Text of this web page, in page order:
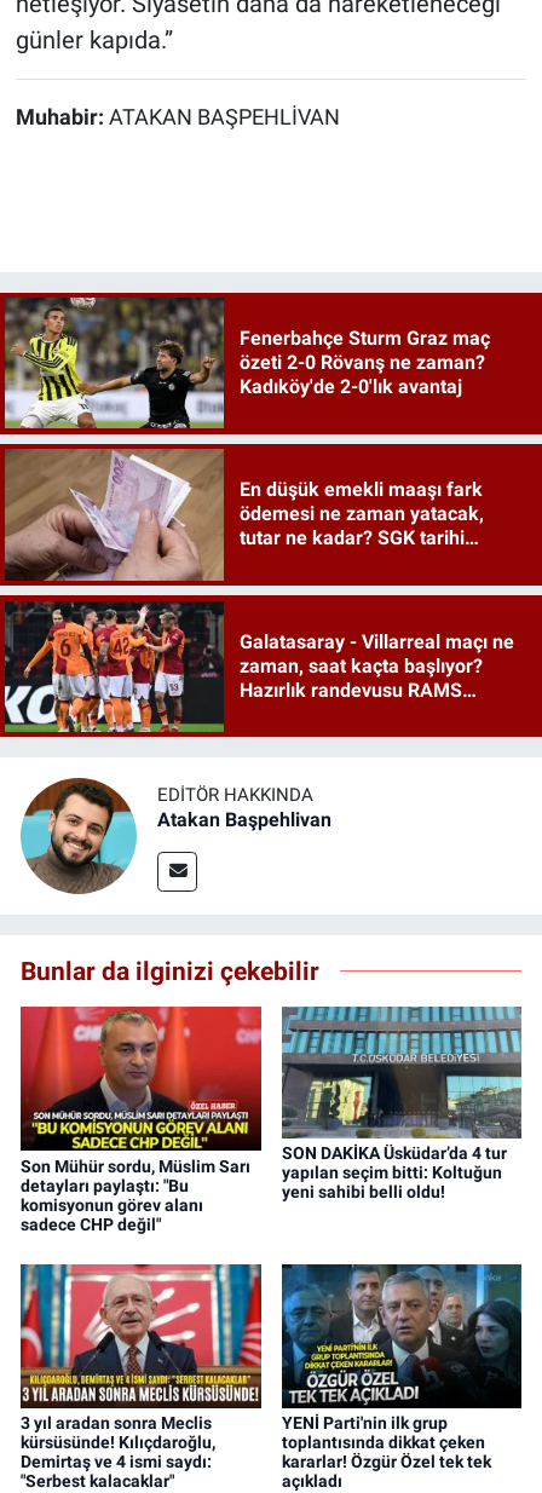
günler kapıda.”
Muhabir: ATAKAN BAŞPEHLİVAN
Fenerbahçe Sturm Graz maç
özeti 2-0 Rövanş ne zaman?
Kadıköy'de 2-0'lık avantaj
En düşük emekli maaşı fark
ödemesi ne zaman yatacak,
tutar ne kadar? SGK tarihi
Galatasaray - Villarreal maçı ne
zaman, saat kaçta başlıyor?
Hazırlık randevusu RAMS
EDITÖR HAKKINDA
Atakan Başpehlivan
Bunlar da ilginizi çekebilir
Son Mühür sordu, Müslim Sarı
detayları paylaştı: "Bu
komisyonun görev alanı
sadece CHP değil"
SON DAKİKA Üsküdar’da 4 tur
yapılan seçim bitti: Koltuğun
yeni sahibi belli oldu!
3 yıl aradan sonra Meclis
kürsüsünde! Kılıçdaroğlu,
Demirtaş ve 4 ismi saydı:
"Serbest kalacaklar"
YENİ Parti'nin ilk grup
toplantısında dikkat çeken
kararlar! Özgür Özel tek tek
açıkladı